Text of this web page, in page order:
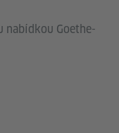
nabídkou Goethe-